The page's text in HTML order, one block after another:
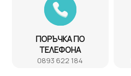
ПОРЪЧКА ПО
ТЕЛЕФОНА
0893 622 184